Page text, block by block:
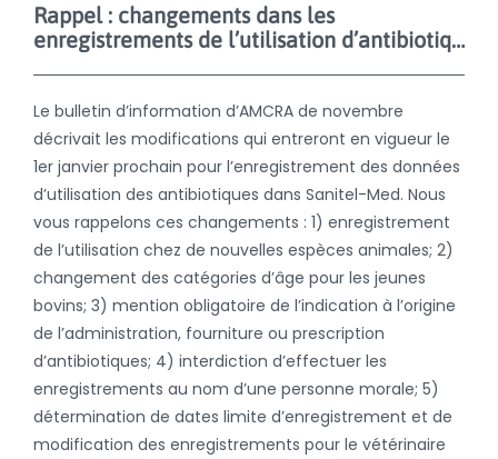
Rappel : changements dans les
enregistrements de l’utilisation d’antibiotiques dans Sanitel-Med dès le 1er janvier 2026
Le bulletin d’information d’AMCRA de novembre
décrivait les modifications qui entreront en vigueur le
1er janvier prochain pour l’enregistrement des données
d’utilisation des antibiotiques dans Sanitel-Med. Nous
vous rappelons ces changements : 1) enregistrement
de l’utilisation chez de nouvelles espèces animales; 2)
changement des catégories d’âge pour les jeunes
bovins; 3) mention obligatoire de l’indication à l’origine
de l’administration, fourniture ou prescription
d’antibiotiques; 4) interdiction d’effectuer les
enregistrements au nom d’une personne morale; 5)
détermination de dates limite d’enregistrement et de
modification des enregistrements pour le vétérinaire